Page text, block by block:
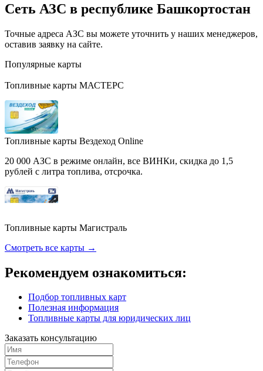
Сеть АЗС в республике Башкортостан
Точные адреса АЗС вы можете уточнить у наших менеджеров,
оставив заявку на сайте.
Популярные карты
Топливные карты МАСТЕРС
Топливные карты Вездеход Online
20 000 АЗС в режиме онлайн, все ВИНКи, скидка до 1,5
рублей с литра топлива, отсрочка.
Топливные карты Магистраль
Смотреть все карты →
Рекомендуем ознакомиться:
Подбор топливных карт
Полезная информация
Топливные карты для юридических лиц
Заказать консультацию